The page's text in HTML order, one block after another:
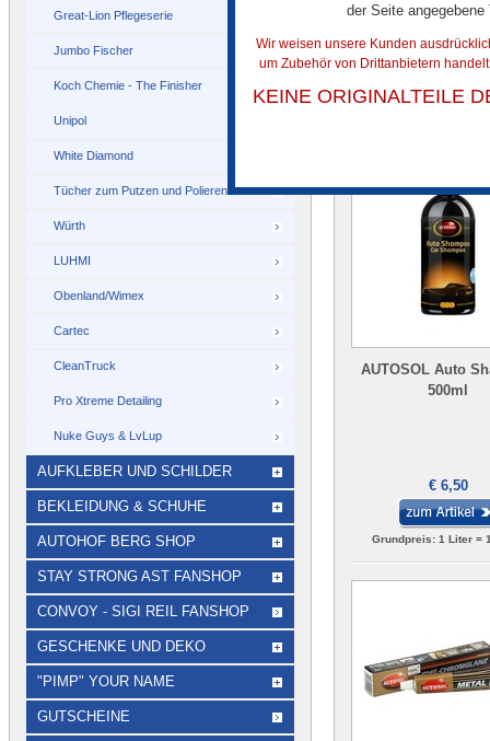
€ 14,50
AUTOSOL Auto
500ml
€ 6,50
Grundpreis: 1 Liter =
Great-Lion Pflegeserie
Jumbo Fischer
Koch Chemie - The Finisher
Unipol
White Diamond
Tücher zum Putzen und Polieren
Würth
LUHMI
Obenland/Wimex
Cartec
CleanTruck
Pro Xtreme Detailing
Nuke Guys & LvLup
AUFKLEBER UND SCHILDER
BEKLEIDUNG & SCHUHE
AUTOHOF BERG SHOP
STAY STRONG AST FANSHOP
CONVOY - SIGI REIL FANSHOP
GESCHENKE UND DEKO
"PIMP" YOUR NAME
GUTSCHEINE
der Seite
Wir weisen unsere Kunden
um Zubehör von Drittanbietern
KEINE ORIGINALTEILE